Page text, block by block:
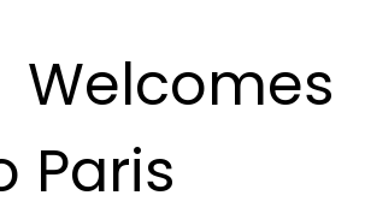
Paris